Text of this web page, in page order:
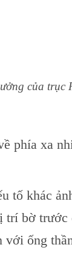
của trục
phía xa
tố khác
trí bờ trước
với ống